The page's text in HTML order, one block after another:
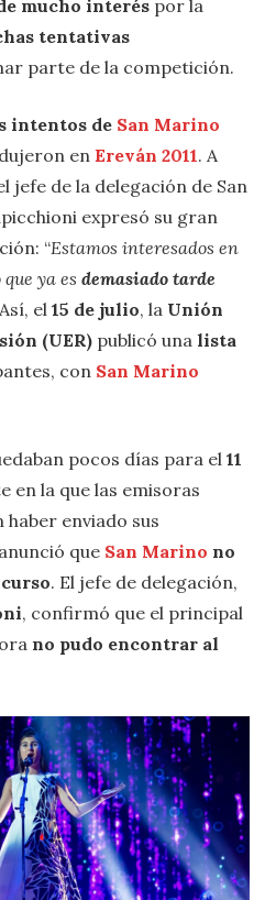
mucho interés por la
tentativas
parte de la competición.
intentos de San Marino
en Ereván 2011. A
jefe de la delegación de San
expresó su gran
“Estamos interesados en
ya es demasiado tarde
el 15 de julio, la Unión
(UER) publicó una lista
con San Marino
pocos días para el 11
en la que las emisoras
enviado sus
que San Marino no
. El jefe de delegación,
, confirmó que el principal
no pudo encontrar al